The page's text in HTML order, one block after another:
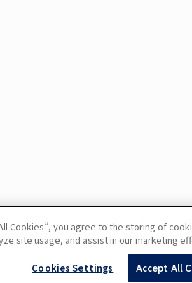
Cookies”, you agree to the storing of
site usage, and assist in our marketing
Cookies Settings Accept All